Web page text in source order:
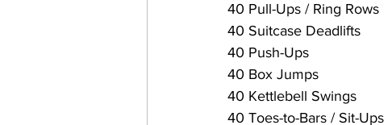
40 Pull-Ups / Ring Rows
40 Suitcase Deadlifts
40 Push-Ups
40 Box Jumps
40 Kettlebell Swings
40 Toes-to-Bars / Sit-Ups